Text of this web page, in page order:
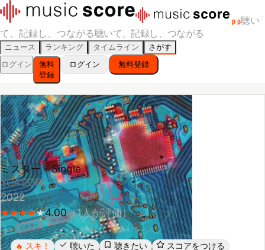
β β聴い
て、記録し、つながる聴いて、記録し、つながる
ニュース ランキング タイムライン
さがす
ログイン
無料
登録
ログイン 無料登録
ミスター - Single
YOASOBI
2022
★
★★
★★
★★
★★4.00 （1人が評価）
🔥スキ！ 聴いた 聴きたい
スコアをつける
レビューする
シェア